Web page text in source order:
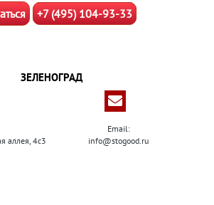
+7 (495) 104-93-33
ЗЕЛЕНОГРАД
аллея, 4с3
Email:
info@stogood.ru